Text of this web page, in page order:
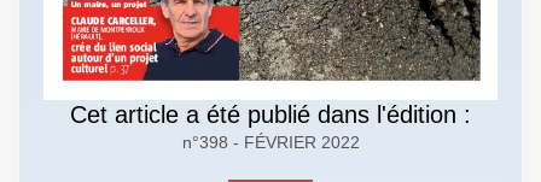
Cet article a été publié dans l'édition :
n°398 - FÉVRIER 2022